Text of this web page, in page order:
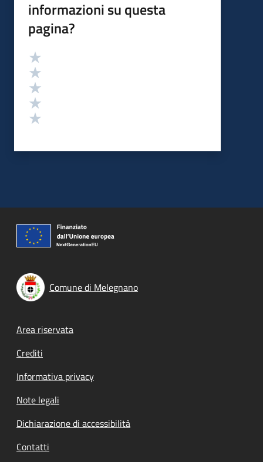
informazioni su questa
pagina?
Valutazione
Comune di Melegnano
Footer menu
Area riservata
Crediti
Informativa privacy
Note legali
Dichiarazione di accessibilità
Contatti